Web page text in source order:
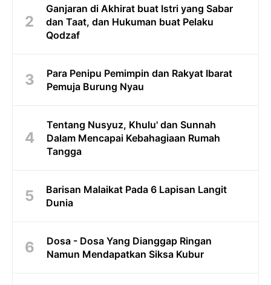
Ganjaran di Akhirat buat Istri yang Sabar
dan Taat, dan Hukuman buat Pelaku
Qodzaf
Para Penipu Pemimpin dan Rakyat Ibarat
Pemuja Burung Nyau
Tentang Nusyuz, Khulu' dan Sunnah
Dalam Mencapai Kebahagiaan Rumah
Tangga
Barisan Malaikat Pada 6 Lapisan Langit
Dunia
Dosa - Dosa Yang Dianggap Ringan
Namun Mendapatkan Siksa Kubur